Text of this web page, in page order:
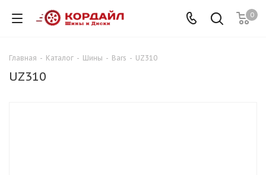
0
Главная - Каталог - Шины - Bars - UZ310
UZ310